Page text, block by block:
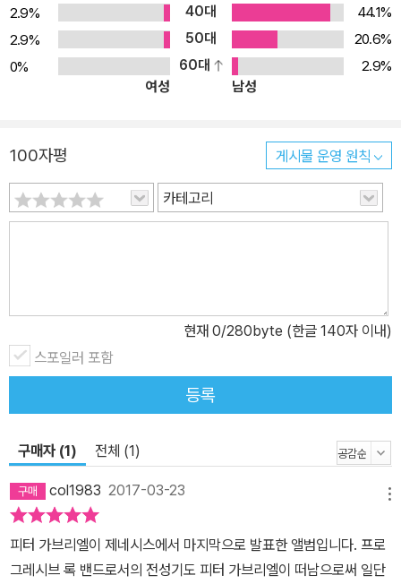
2.9%
40대
44.1%
2.9%
50대
20.6%
0%
60대
2.9%
여성
남성
100자평 게시물 운영 원칙
카테고리
현재 0/280byte (한글 140자 이내)
스포일러 포함
등록
구매자 (1) 전체 (1)
col1983 2017-03-23
피터 가브리엘이 제네시스에서 마지막으로 발표한 앨범입니다. 프로
그레시브 록 밴드로서의 전성기도 피터 가브리엘이 떠남으로써 일단